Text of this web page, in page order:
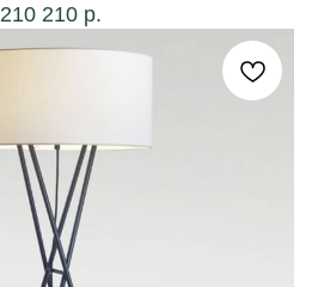
210 210 р.